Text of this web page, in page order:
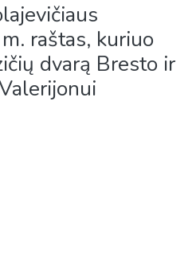
raštas, kuriuo
dvarą Bresto ir